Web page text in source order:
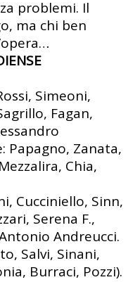
problemi. Il
ma chi ben
Simeoni,
Fagan,
Papagno, Zanata,
Chia,
Cucciniello, Sinn,
Serena F.,
Andreucci.
Salvi, Sinani,
Burraci, Pozzi).